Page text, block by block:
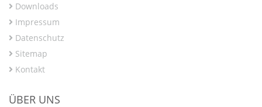
Downloads
Impressum
Datenschutz
Sitemap
Kontakt
ÜBER UNS